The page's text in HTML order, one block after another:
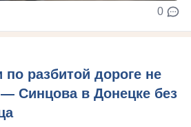
0
разбитой дороге не
Синцова в Донецке без